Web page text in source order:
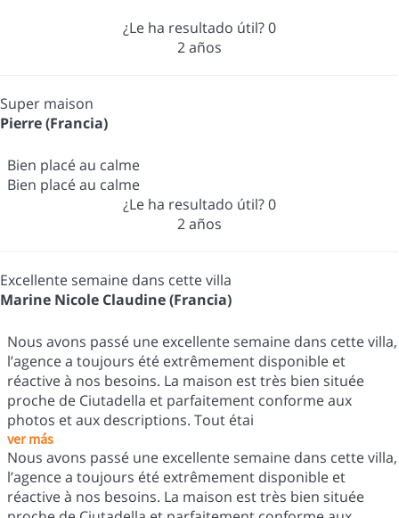
¿Le ha resultado útil?0
2 años
Super maison
Pierre (Francia)
Bien placé au calme
Bien placé au calme
¿Le ha resultado útil?0
2 años
Excellente semaine dans cette villa
Marine Nicole Claudine (Francia)
Nous avons passé une excellente semaine dans cette villa,
l’agence a toujours été extrêmement disponible et
réactive à nos besoins. La maison est très bien située
proche de Ciutadella et parfaitement conforme aux
photos et aux descriptions. Tout étai
ver más
Nous avons passé une excellente semaine dans cette villa,
l’agence a toujours été extrêmement disponible et
réactive à nos besoins. La maison est très bien située